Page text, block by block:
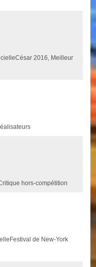
2016, Meilleur
hors-compétition
de New-York